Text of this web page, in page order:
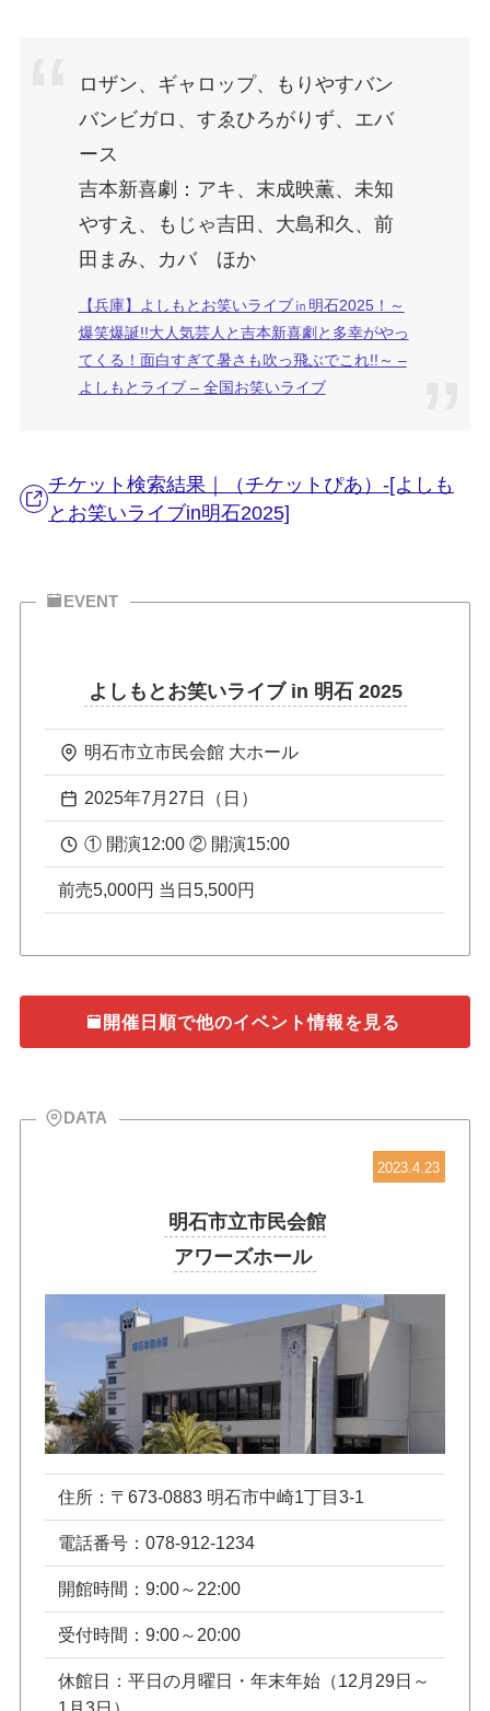
ロザン、ギャロップ、もりやすバン
バンビガロ、すゑひろがりず、エバ
ース
吉本新喜劇：アキ、末成映薫、未知
やすえ、もじゃ吉田、大島和久、前
田まみ、カバ ほか
【兵庫】よしもとお笑いライブ㏌明石2025！～
爆笑爆誕!!大人気芸人と吉本新喜劇と多幸がやっ
てくる！面白すぎて暑さも吹っ飛ぶでこれ!!～ –
よしもとライブ – 全国お笑いライブ
チケット検索結果｜（チケットぴあ）-[よしも
とお笑いライブin明石2025]
EVENT
よしもとお笑いライブ in 明石 2025
明石市立市民会館 大ホール
2025年7月27日（日）
① 開演12:00 ② 開演15:00
前売5,000円 当日5,500円
開催日順で他のイベント情報を見る
DATA
2023.4.23
明石市立市民会館
アワーズホール
住所：〒673-0883 明石市中崎1丁目3-1
電話番号：078-912-1234
開館時間：9:00～22:00
受付時間：9:00～20:00
休館日：平日の月曜日・年末年始（12月29日～